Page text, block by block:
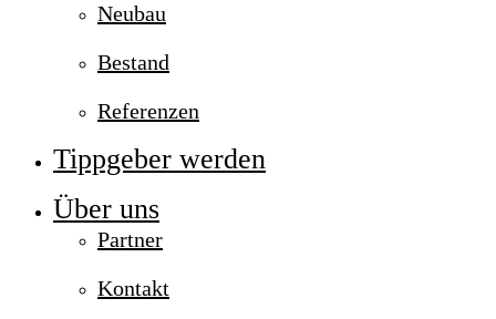
Neubau
Bestand
Referenzen
Tippgeber werden
Über uns
Partner
Kontakt